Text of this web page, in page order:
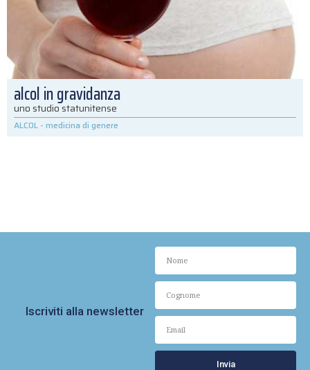
alcol in gravidanza
uno studio statunitense
ALCOL - medicina di genere
Iscriviti alla newsletter
Invia